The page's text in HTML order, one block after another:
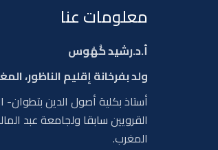
معلومات عنا
أ.د.رشيد كُهُوس
ولد بفرخانة إقليم الناظور،
أستاذ بكلية أصول الدين بتطوان-
القرويين سابقا ولجامعة عبد
المغرب.